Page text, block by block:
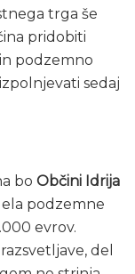
trga še
pridobiti
podzemno
sedaj
bo Občini Idrija
podzemne
evrov.
del